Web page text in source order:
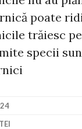
poate
trăiesc
specii